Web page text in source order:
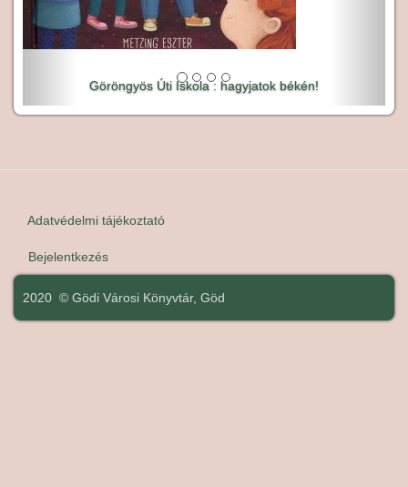
Göröngyös Úti Iskola : hagyjatok békén!
Lábléc
Adatvédelmi tájékoztató
User
account
menu
Bejelentkezés
2020 © Gödi Városi Könyvtár, Göd